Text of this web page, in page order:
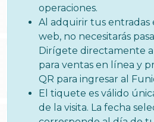
operaciones.
Al adquirir tus entradas
web, no necesitarás
Dirígete directamente a
para ventas en línea y
QR para ingresar al
El tiquete es válido
de la visita. La fecha